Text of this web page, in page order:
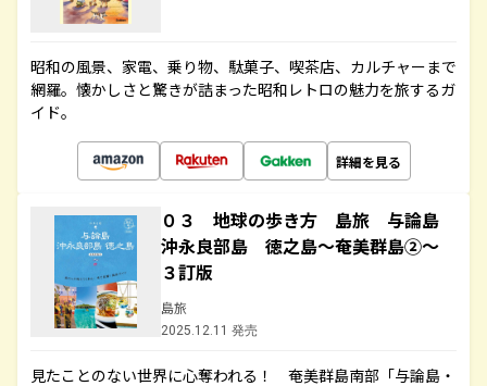
昭和の風景、家電、乗り物、駄菓子、喫茶店、カルチャーまで
網羅。懐かしさと驚きが詰まった昭和レトロの魅力を旅するガ
イド。
詳細を見る
０３ 地球の歩き方 島旅 与論島
沖永良部島 徳之島～奄美群島②～
３訂版
島旅
2025.12.11 発売
見たことのない世界に心奪われる！ 奄美群島南部「与論島・